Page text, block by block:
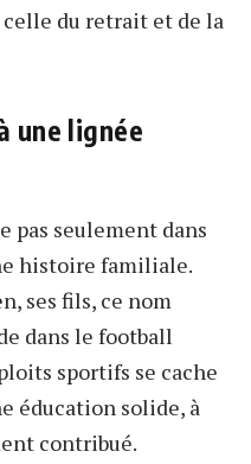
du retrait et de la
une lignée
pas seulement dans
histoire familiale.
ses fils, ce nom
dans le football
sportifs se cache
éducation solide, à
contribué.